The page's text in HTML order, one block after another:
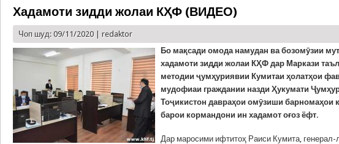
Хадамоти зидди жолаи КҲФ (ВИДЕО)
Чоп шуд: 09/11/2020 |redaktor
Бо мақсади омода намудан ва бозомӯзии
хадамоти зидди жолаи КҲФдар Маркази
методии ҷумҳуриявии Кумитаи ҳолатҳои
мудофиаи граждании назди Ҳукумати
Тоҷикистон давраҳои омӯзиши барномаҳои
барои кормандони ин хадамот оғоз ёфт.
Дар маросими ифтитоҳ Раиси Кумита, генерал-